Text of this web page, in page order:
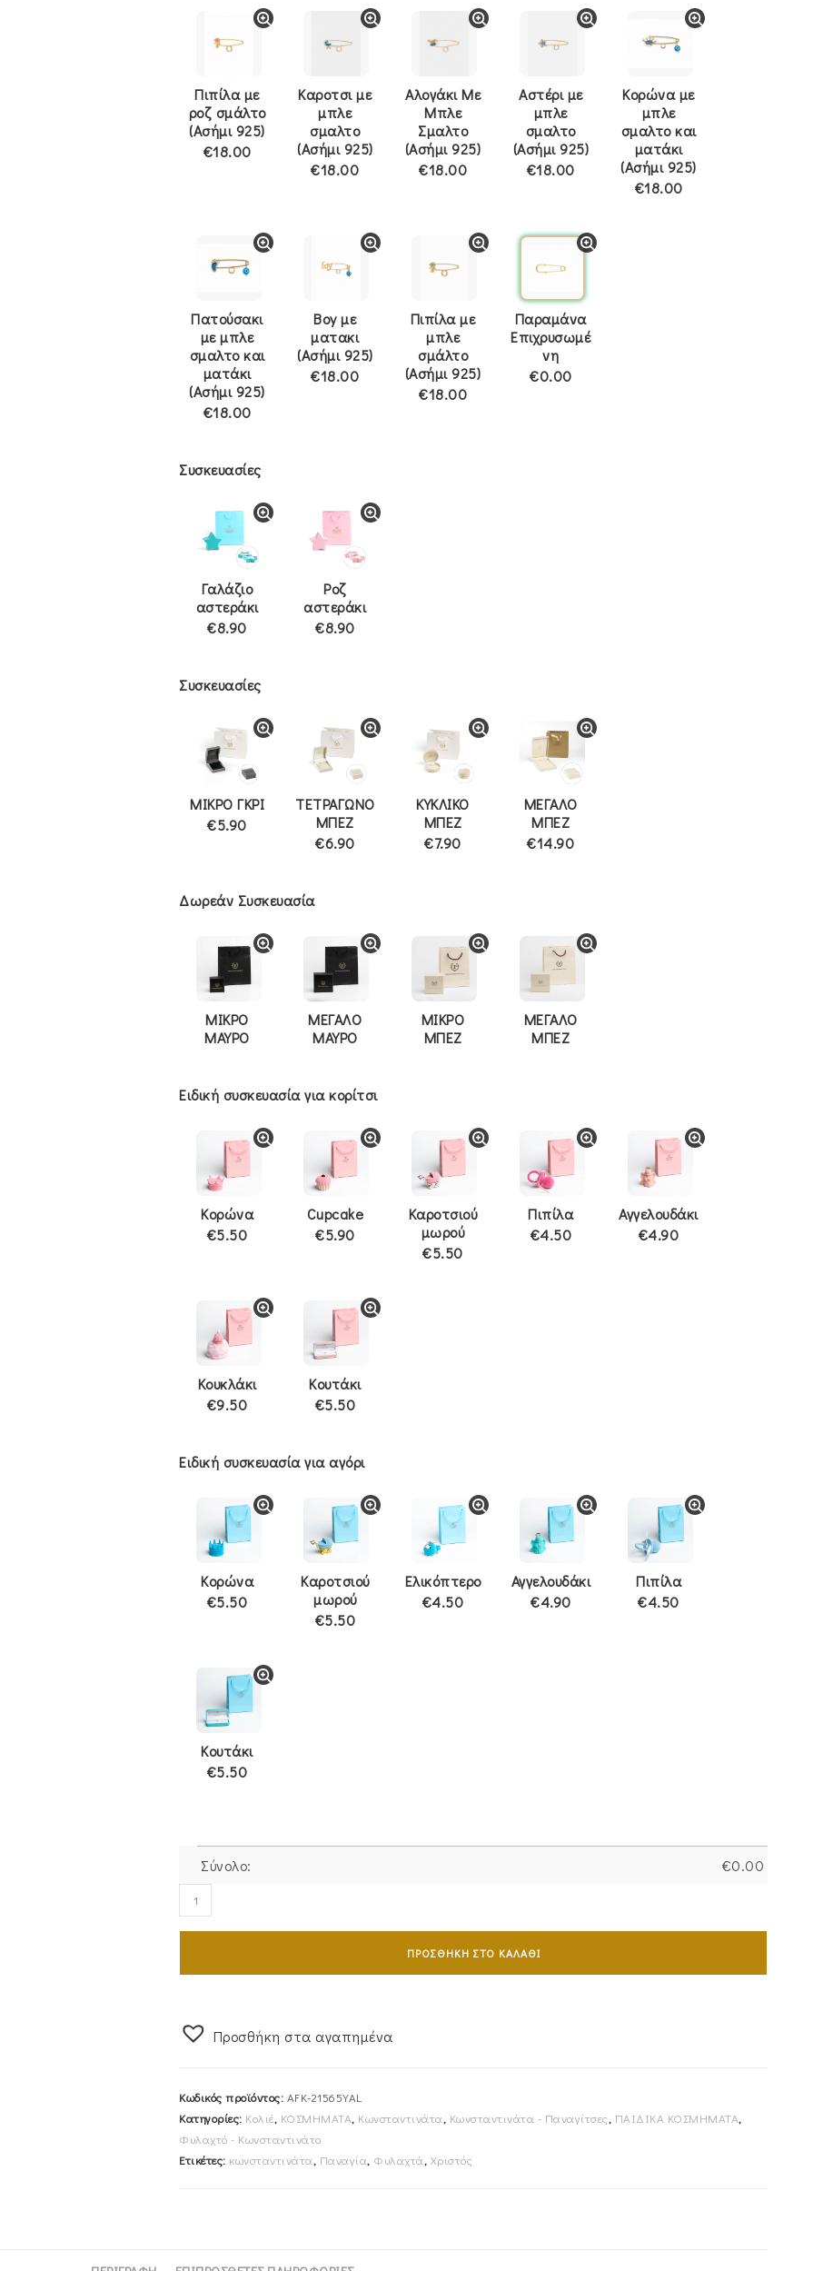
Πιπίλα με
ροζ σμάλτο
(Ασήμι 925)
€18.00
Καροτσι με
μπλε
σμαλτο
(Ασήμι 925)
€18.00
Αλογάκι Με
Μπλε
Σμαλτο
(Ασήμι 925)
€18.00
Αστέρι με
μπλε
σμαλτο
(Ασήμι 925)
€18.00
Κορώνα με
μπλε
σμαλτο και
ματάκι
(Ασήμι 925)
€18.00
Πατούσακι
με μπλε
σμαλτο και
ματάκι
(Ασήμι 925)
€18.00
Boy με
ματακι
(Ασήμι 925)
€18.00
Πιπίλα με
μπλε
σμάλτο
(Ασήμι 925)
€18.00
Παραμάνα
Επιχρυσωμέ
νη
€0.00
Συσκευασίες
Γαλάζιο
αστεράκι
€8.90
Ροζ
αστεράκι
€8.90
Συσκευασίες
ΜΙΚΡΟ ΓΚΡΙ
€5.90
ΤΕΤΡΑΓΩΝΟ
ΜΠΕΖ
€6.90
ΚΥΚΛΙΚΟ
ΜΠΕΖ
€7.90
ΜΕΓΑΛΟ
ΜΠΕΖ
€14.90
Δωρεάν Συσκευασία
ΜΙΚΡΟ
ΜΑΥΡΟ
ΜΕΓΑΛΟ
ΜΑΥΡΟ
ΜΙΚΡΟ
ΜΠΕΖ
ΜΕΓΑΛΟ
ΜΠΕΖ
Ειδική συσκευασία για κορίτσι
Κορώνα
€5.50
Cupcake
€5.90
Καροτσιού
μωρού
€5.50
Πιπίλα
€4.50
Αγγελουδάκι
€4.90
Κουκλάκι
€9.50
Κουτάκι
€5.50
Ειδική συσκευασία για αγόρι
Κορώνα
€5.50
Καροτσιού
μωρού
€5.50
Ελικόπτερο
€4.50
Αγγελουδάκι
€4.90
Πιπίλα
€4.50
Κουτάκι
€5.50
Σύνολο: €0.00
Φυλαχτό
Διπλής
XC
Με
Λευκές
Πέτρες
Ζιργκον
ΠΡΟΣΘΉΚΗ ΣΤΟ ΚΑΛΆΘΙ
Προσθήκη στα αγαπημένα
Κωδικός προϊόντος: AFK-21565YAL
Κατηγορίες: Κολιέ, ΚΟΣΜΗΜΑΤΑ, Κωνσταντινάτα, Κωνσταντινάτα - Παναγίτσες, ΠΑΙΔΙΚΑ ΚΟΣΜΗΜΑΤΑ,
Φυλαχτό - Κωνσταντινάτο
Ετικέτες: κωνσταντινάτα, Παναγία, Φυλαχτά, Χριστός